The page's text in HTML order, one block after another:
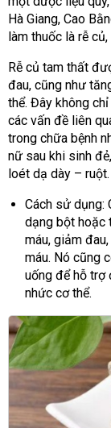
Hà Giang, Cao
làm thuốc là rễ
Rễ củ tam thất
đau, cũng như
thể. Đây không
các vấn đề liên
trong chữa bệnh
nữ sau khi sinh
loét dạ dày – ruột.
Cách sử dụng:
dạng bột hoặc
máu, giảm
máu. Nó cũng
uống để hỗ trợ
nhức cơ thể.